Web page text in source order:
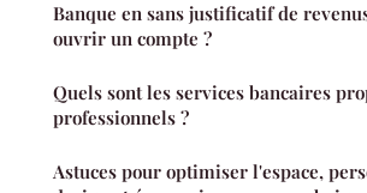
Banque en sans justificatif de
ouvrir un compte ?
Quels sont les services bancaires
professionnels ?
Astuces pour optimiser l'espace,